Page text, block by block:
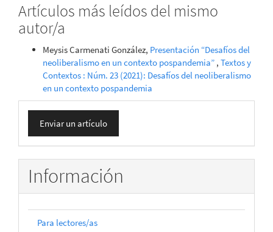
Artículos más leídos del mismo
autor/a
Meysis Carmenati González, Presentación “Desafíos del
neoliberalismo en un contexto pospandemia” , Textos y
Contextos : Núm. 23 (2021): Desafíos del neoliberalismo
en un contexto pospandemia
Enviar
un
artículo
Enviar un artículo
Información
Para lectores/as